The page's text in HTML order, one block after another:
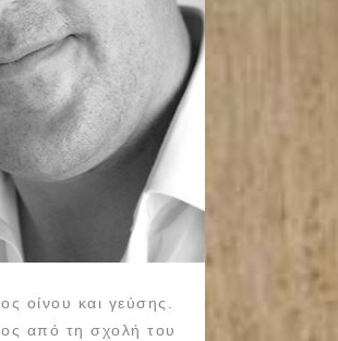
οίνου και γεύσης.
από τη σχολή του